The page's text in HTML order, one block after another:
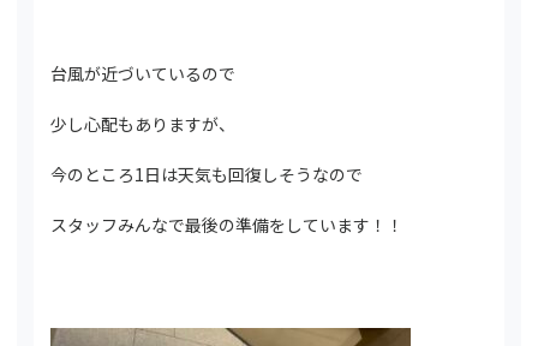
台風が近づいているので
少し心配もありますが、
今のところ1日は天気も回復しそうなので
スタッフみんなで最後の準備をしています！！